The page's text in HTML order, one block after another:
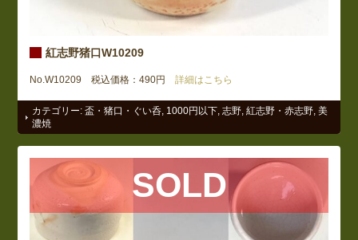
紅志野猪口W10209
No.W10209 税込価格：490円 詳細はこちら
カテゴリー:盃・猪口・ぐい呑 1000円以下 ,志野 ,紅志野・赤志野 ,美
濃焼
SOLD